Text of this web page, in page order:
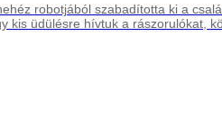
robotjából szabadította ki a
kis üdülésre hívtuk a rászorulókat,